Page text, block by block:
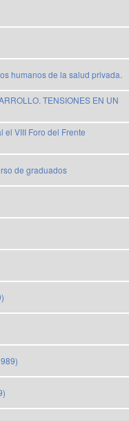
humanos de la salud privada.
TENSIONES EN UN
VIII Foro del Frente
de graduados